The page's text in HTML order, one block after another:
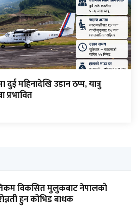
महिनादेखि उडान ठप्प, यात्रु
विकसित मुलुकबाट नेपालको
हुन कोभिड बाधक